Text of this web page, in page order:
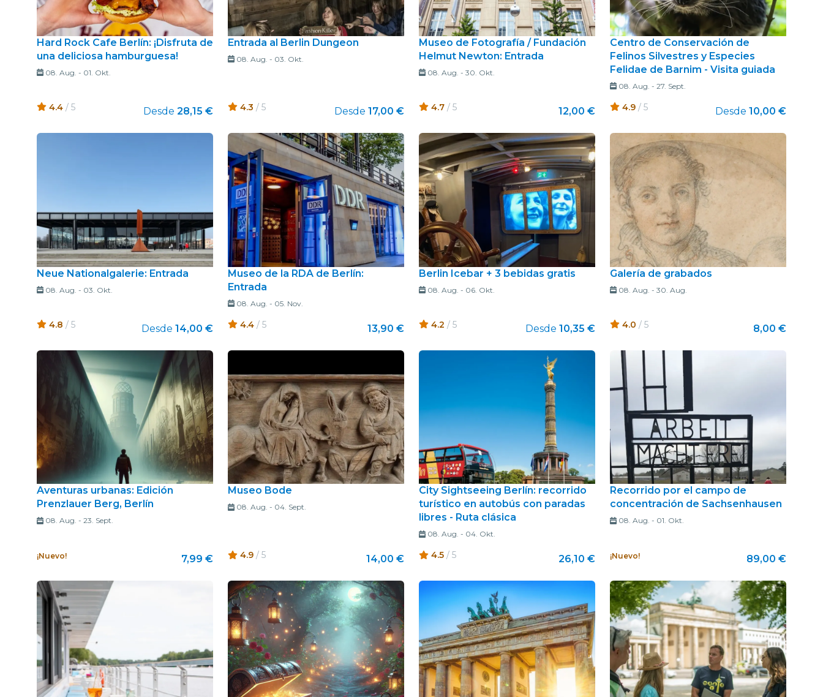
Hard Rock Cafe Berlín: ¡Disfruta de
una deliciosa hamburguesa!
08. Aug. - 01. Okt.
4.4 / 5 Desde 28,15 €
Entrada al Berlin Dungeon
08. Aug. - 03. Okt.
4.3 / 5 Desde 17,00 €
Museo de Fotografía / Fundación
Helmut Newton: Entrada
08. Aug. - 30. Okt.
4.7 / 5 12,00 €
Centro de Conservación de
Felinos Silvestres y Especies
Felidae de Barnim - Visita guiada
08. Aug. - 27. Sept.
4.9 / 5 Desde 10,00 €
Neue Nationalgalerie: Entrada
08. Aug. - 03. Okt.
4.8 / 5 Desde 14,00 €
Museo de la RDA de Berlín:
Entrada
08. Aug. - 05. Nov.
4.4 / 5 13,90 €
Berlin Icebar + 3 bebidas gratis
08. Aug. - 06. Okt.
4.2 / 5 Desde 10,35 €
Galería de grabados
08. Aug. - 30. Aug.
4.0 / 5 8,00 €
Aventuras urbanas: Edición
Prenzlauer Berg, Berlín
08. Aug. - 23. Sept.
¡Nuevo! 7,99 €
Museo Bode
08. Aug. - 04. Sept.
4.9 / 5 14,00 €
City Sightseeing Berlín: recorrido
turístico en autobús con paradas
libres - Ruta clásica
08. Aug. - 04. Okt.
4.5 / 5 26,10 €
Recorrido por el campo de
concentración de Sachsenhausen
08. Aug. - 01. Okt.
¡Nuevo! 89,00 €